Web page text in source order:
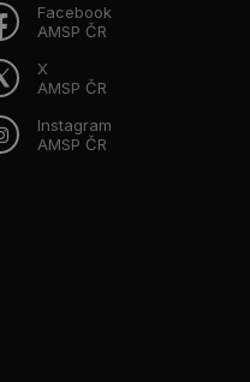
Facebook
AMSP ČR
X
AMSP ČR
Instagram
AMSP ČR